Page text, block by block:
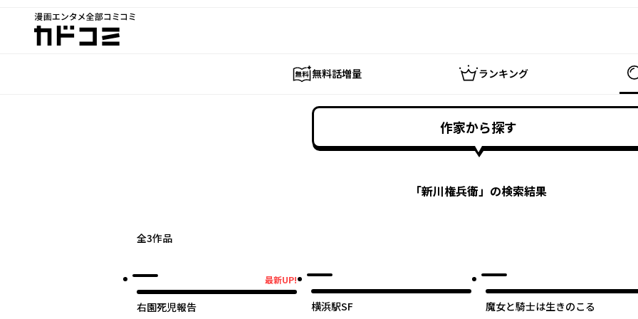
漫画エンタメ全部コミコミ
カドコミ
無料話増量 ランキング
作家から探す
「新川権兵衛」の検索結果
全3作品
最新UP!
オリジナル
右園死児報告 横浜駅SF 魔女と騎士は生きのこる